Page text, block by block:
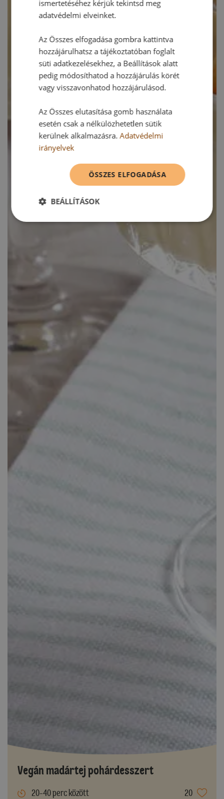
Vegán madártej pohárdesszert
20-40 perc között
20
ismertetéséhez kérjük tekintsd meg
adatvédelmi elveinket.
Az Összes elfogadása gombra kattintva
hozzájárulhatsz a tájékoztatóban foglalt
süti adatkezelésekhez, a Beállítások alatt
pedig módosíthatod a hozzájárulás körét
vagy visszavonhatod hozzájárulásod.
Az Összes elutasítása gomb használata
esetén csak a nélkülözhetetlen sütik
kerülnek alkalmazásra.Adatvédelmi
irányelvek
ÖSSZES ELFOGADÁSA
BEÁLLÍTÁSOK